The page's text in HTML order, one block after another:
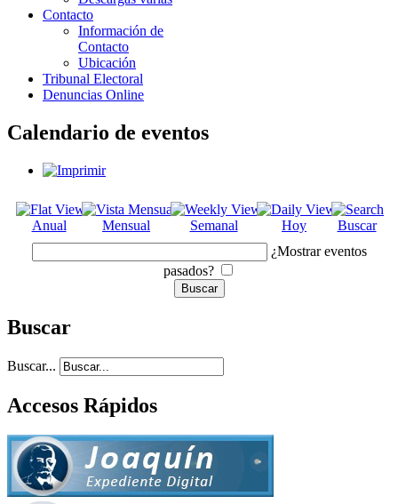
Contacto
Información de
Contacto
Ubicación
Tribunal Electoral
Denuncias Online
Calendario de eventos
Anual Mensual Semanal Hoy
Buscar
¿Mostrar eventos
pasados?
Buscar
Buscar...
Accesos Rápidos